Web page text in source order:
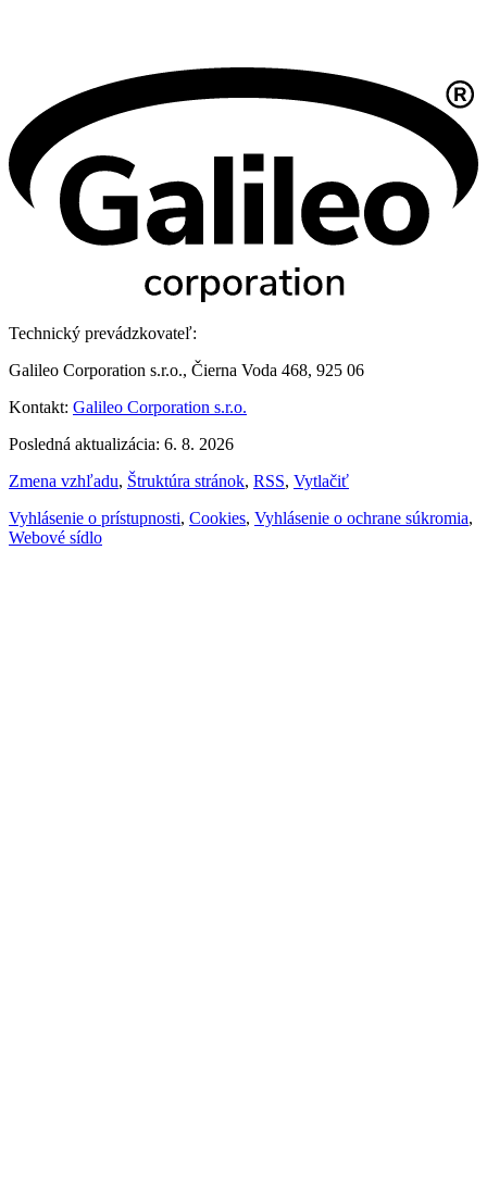
Technický prevádzkovateľ:
Galileo Corporation s.r.o., Čierna Voda 468, 925 06
Kontakt: Galileo Corporation s.r.o.
Posledná aktualizácia: 6. 8. 2026
Zmena vzhľadu, Štruktúra stránok, RSS, Vytlačiť
Vyhlásenie o prístupnosti, Cookies, Vyhlásenie o ochrane súkromia,
Webové sídlo